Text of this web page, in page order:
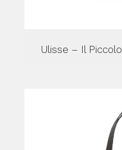
Ulisse – Il Piccolo